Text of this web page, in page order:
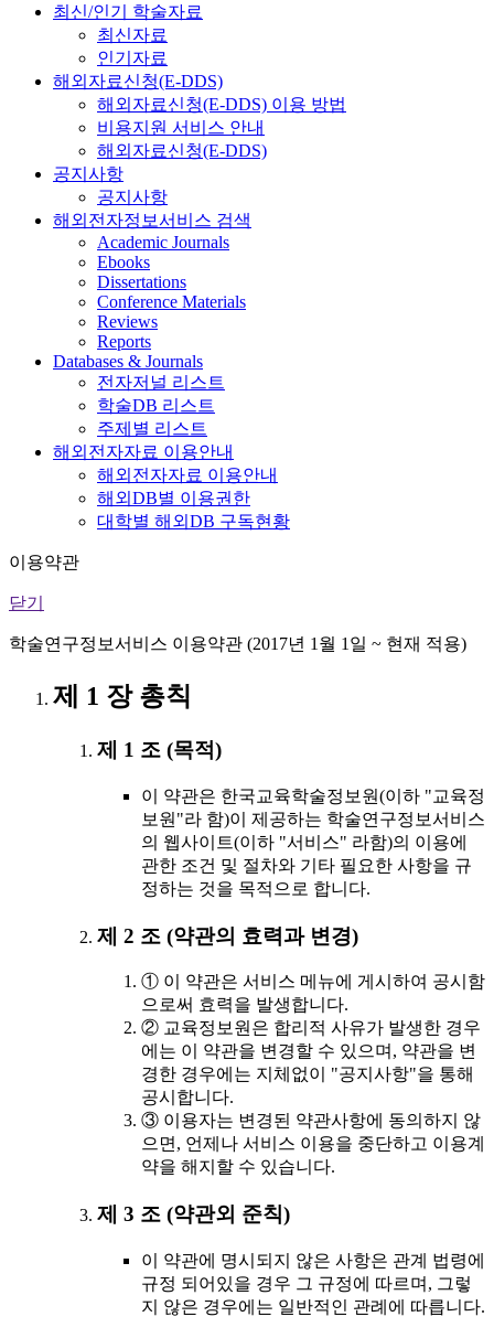
최신/인기 학술자료
최신자료
인기자료
해외자료신청(E-DDS)
해외자료신청(E-DDS) 이용 방법
비용지원 서비스 안내
해외자료신청(E-DDS)
공지사항
공지사항
해외전자정보서비스 검색
Academic Journals
Ebooks
Dissertations
Conference Materials
Reviews
Reports
Databases & Journals
전자저널 리스트
학술DB 리스트
주제별 리스트
해외전자자료 이용안내
해외전자자료 이용안내
해외DB별 이용권한
대학별 해외DB 구독현황
이용약관
닫기
학술연구정보서비스 이용약관 (2017년 1월 1일 ~ 현재 적용)
제 1 장 총칙
제 1 조 (목적)
이 약관은 한국교육학술정보원(이하 "교육정
보원"라 함)이 제공하는 학술연구정보서비스
의 웹사이트(이하 "서비스" 라함)의 이용에
관한 조건 및 절차와 기타 필요한 사항을 규
정하는 것을 목적으로 합니다.
제 2 조 (약관의 효력과 변경)
① 이 약관은 서비스 메뉴에 게시하여 공시함
으로써 효력을 발생합니다.
② 교육정보원은 합리적 사유가 발생한 경우
에는 이 약관을 변경할 수 있으며, 약관을 변
경한 경우에는 지체없이 "공지사항"을 통해
공시합니다.
③ 이용자는 변경된 약관사항에 동의하지 않
으면, 언제나 서비스 이용을 중단하고 이용계
약을 해지할 수 있습니다.
제 3 조 (약관외 준칙)
이 약관에 명시되지 않은 사항은 관계 법령에
규정 되어있을 경우 그 규정에 따르며, 그렇
지 않은 경우에는 일반적인 관례에 따릅니다.